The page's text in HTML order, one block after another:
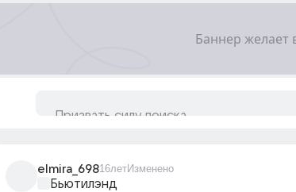
elmira_69816летИзменено
Бьютилэнд